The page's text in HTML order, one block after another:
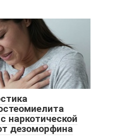
наркотической
дезоморфина